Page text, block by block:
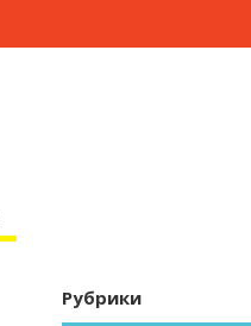
Рубрики